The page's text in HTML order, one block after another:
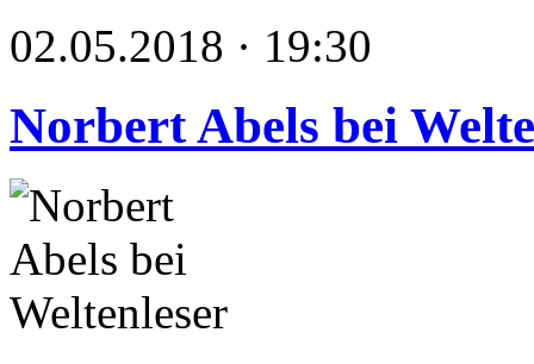
02.05.2018 · 19:30
Norbert Abels bei